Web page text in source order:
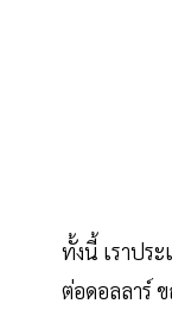
ทั้งนี้ เราปร
ต่อดอลลาร์